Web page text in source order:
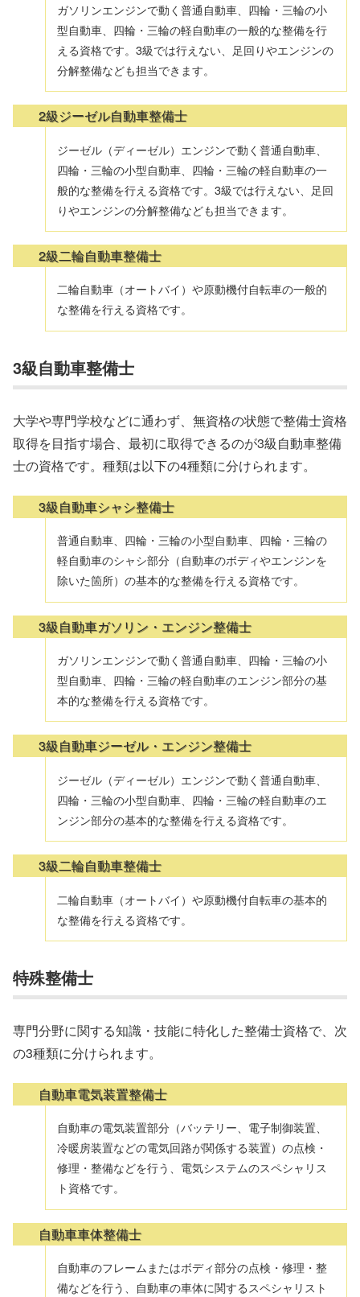
ガソリンエンジンで動く普通自動車、四輪・三輪の小
型自動車、四輪・三輪の軽自動車の一般的な整備を行
える資格です。3級では行えない、足回りやエンジンの
分解整備なども担当できます。
2級ジーゼル自動車整備士
ジーゼル（ディーゼル）エンジンで動く普通自動車、
四輪・三輪の小型自動車、四輪・三輪の軽自動車の一
般的な整備を行える資格です。3級では行えない、足回
りやエンジンの分解整備なども担当できます。
2級二輪自動車整備士
二輪自動車（オートバイ）や原動機付自転車の一般的
な整備を行える資格です。
3級自動車整備士
大学や専門学校などに通わず、無資格の状態で整備士資格
取得を目指す場合、最初に取得できるのが3級自動車整備
士の資格です。種類は以下の4種類に分けられます。
3級自動車シャシ整備士
普通自動車、四輪・三輪の小型自動車、四輪・三輪の
軽自動車のシャシ部分（自動車のボディやエンジンを
除いた箇所）の基本的な整備を行える資格です。
3級自動車ガソリン・エンジン整備士
ガソリンエンジンで動く普通自動車、四輪・三輪の小
型自動車、四輪・三輪の軽自動車のエンジン部分の基
本的な整備を行える資格です。
3級自動車ジーゼル・エンジン整備士
ジーゼル（ディーゼル）エンジンで動く普通自動車、
四輪・三輪の小型自動車、四輪・三輪の軽自動車のエ
ンジン部分の基本的な整備を行える資格です。
3級二輪自動車整備士
二輪自動車（オートバイ）や原動機付自転車の基本的
な整備を行える資格です。
特殊整備士
専門分野に関する知識・技能に特化した整備士資格で、次
の3種類に分けられます。
自動車電気装置整備士
自動車の電気装置部分（バッテリー、電子制御装置、
冷暖房装置などの電気回路が関係する装置）の点検・
修理・整備などを行う、電気システムのスペシャリス
ト資格です。
自動車車体整備士
自動車のフレームまたはボディ部分の点検・修理・整
備などを行う、自動車の車体に関するスペシャリスト